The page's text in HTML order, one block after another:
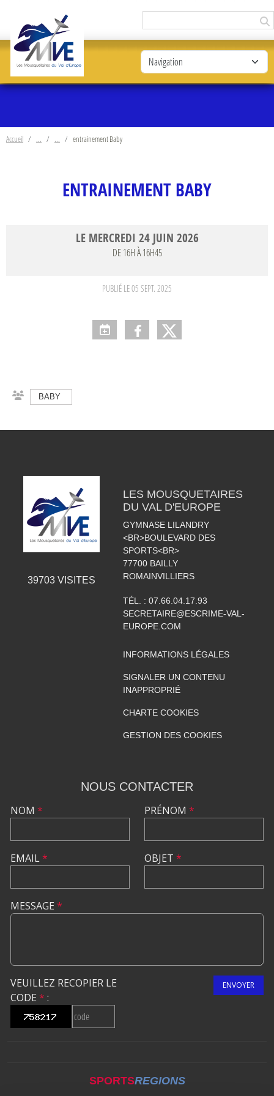
Accueil entrainement Baby
ENTRAINEMENT BABY
LE MERCREDI 24 JUIN 2026
DE 16H À 16H45
PUBLIÉ LE05 SEPT. 2025
BABY
39703VISITES
LES MOUSQUETAIRES
DU VAL D'EUROPE
GYMNASE LILANDRY
<BR>BOULEVARD DES
SPORTS<BR>
77700 BAILLY
ROMAINVILLIERS
TÉL. : 07.66.04.17.93
SECRETAIRE@ESCRIME-VAL-
EUROPE.COM
INFORMATIONS LÉGALES
SIGNALER UN CONTENU
INAPPROPRIÉ
CHARTE COOKIES
GESTION DES COOKIES
NOUS CONTACTER
NOM *
EMAIL*
PRÉNOM *
OBJET *
MESSAGE *
VEUILLEZ RECOPIER LE
CODE * :
ENVOYER
SPORTSREGIONS